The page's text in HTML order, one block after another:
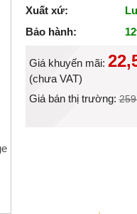
Xuất xứ:
Bảo hành:
Giá khuyến mãi:
(chưa VAT)
Giá bán thị trường: